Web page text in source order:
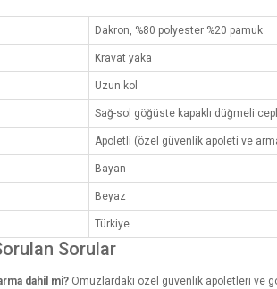
Dakron, %80 polyester %20 pamuk
Kravat yaka
Uzun kol
Sağ-sol göğüste kapaklı düğmeli
Apoletli (özel güvenlik apoleti ve
Bayan
Beyaz
Türkiye
Sorular
dahil mi? Omuzlardaki özel güvenlik apoletleri ve